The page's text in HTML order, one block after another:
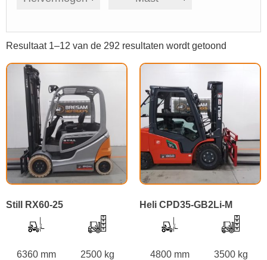
Resultaat 1–12 van de 292 resultaten wordt getoond
Still RX60-25
6360 mm 2500 kg
Heli CPD35-GB2Li-M
4800 mm 3500 kg